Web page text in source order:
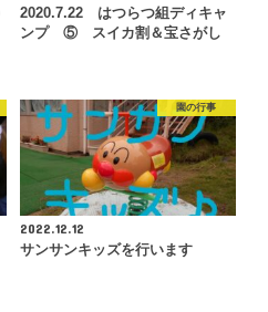
2020.7.22 はつらつ組ディキャ
ンプ ⑤ スイカ割＆宝さがし
園の行事
2022.12.12
サンサンキッズを行います